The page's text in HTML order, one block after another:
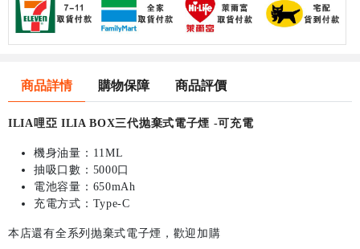
商品詳情 購物保障 商品評價
ILIA哩亞 ILIA BOX三代抛棄式電子煙 -可充電
機身油量：11ML
抽吸口數：5000口
電池容量：650mAh
充電方式：Type-C
本店還有全系列抛棄式電子煙，歡迎加購